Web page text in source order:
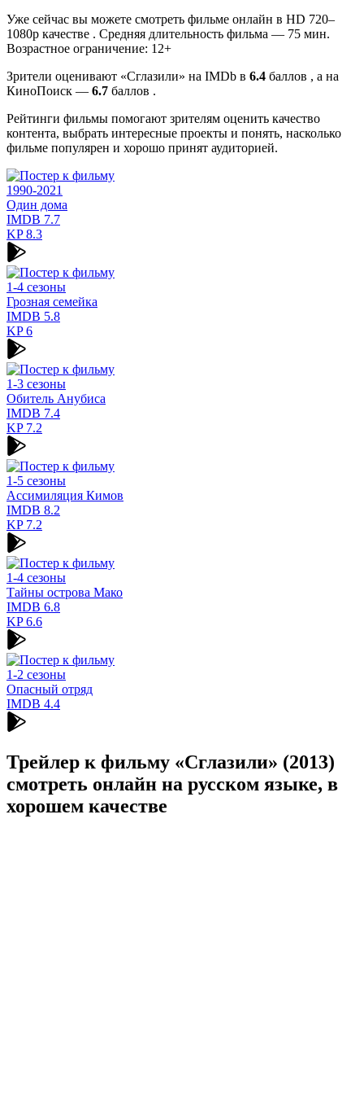
Уже сейчас вы можете смотреть фильме онлайн в HD 720–
1080p качестве . Средняя длительность фильма — 75 мин.
Возрастное ограничение: 12+
Зрители оценивают «Сглазили» на IMDb в 6.4 баллов , а на
КиноПоиск — 6.7 баллов .
Рейтинги фильмы помогают зрителям оценить качество
контента, выбрать интересные проекты и понять, насколько
фильме популярен и хорошо принят аудиторией.
1990-2021
Один дома
IMDB 7.7
KP8.3
1-4 сезоны
Грозная семейка
IMDB 5.8
KP6
1-3 сезоны
Обитель Анубиса
IMDB 7.4
KP7.2
1-5 сезоны
Ассимиляция Кимов
IMDB 8.2
KP7.2
1-4 сезоны
Тайны острова Мако
IMDB 6.8
KP6.6
1-2 сезоны
Опасный отряд
IMDB 4.4
Трейлер к фильму «Сглазили» (2013)
cмотреть онлайн на русском языке, в
хорошем качестве